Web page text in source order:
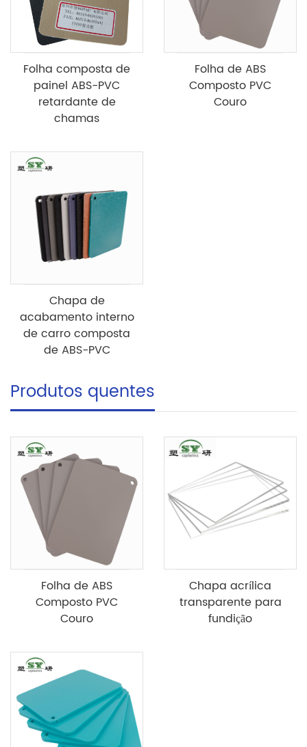
Folha composta de
painel ABS-PVC
retardante de
chamas
Folha de ABS
Composto PVC
Couro
Chapa de
acabamento interno
de carro composta
de ABS-PVC
Produtos quentes
Folha de ABS
Composto PVC
Couro
Chapa acrílica
transparente para
fundição